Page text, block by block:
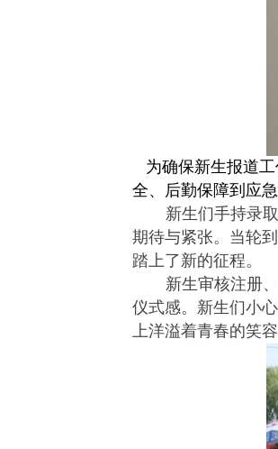
为确保新生报道工
全、后勤保障到应
新生们手持录
期待与紧张。当轮
踏上了新的征程。
新生审核注册
仪式感。新生们小
上洋溢着青春的笑